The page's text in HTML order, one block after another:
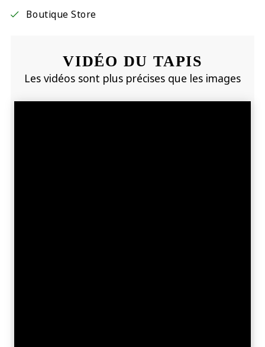
Boutique Store
VIDÉO DU TAPIS
Les vidéos sont plus précises que les images